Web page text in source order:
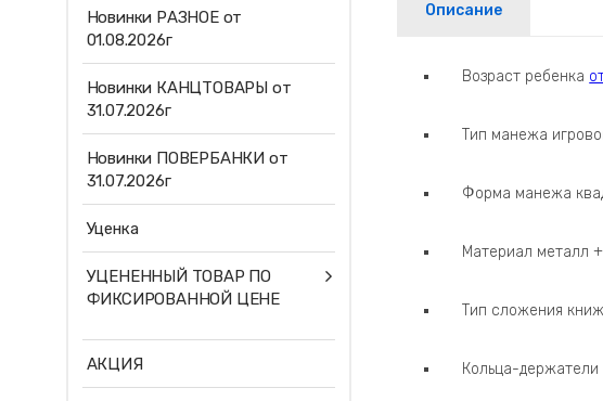
Описание
Возраст ребенка
Тип манежа
Форма манежа
Материал металл
Тип сложения
Кольца-держатели
Новинки РАЗНОЕ от
01.08.2026г
Новинки КАНЦТОВАРЫ от
31.07.2026г
Новинки ПОВЕРБАНКИ от
31.07.2026г
Уценка
УЦЕНЕННЫЙ ТОВАР ПО
ФИКСИРОВАННОЙ ЦЕНЕ
АКЦИЯ